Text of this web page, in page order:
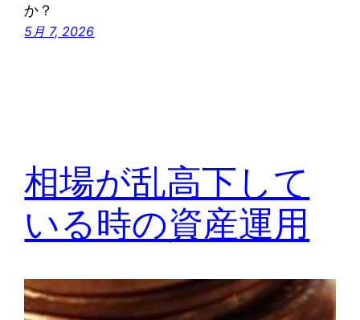
か？
5月 7, 2026
相場が乱高下して
いる時の資産運用